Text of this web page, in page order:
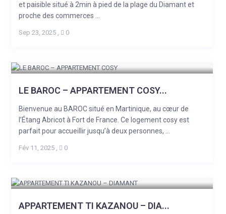
et paisible situé à 2min à pied de la plage du Diamant et
proche des commerces ...
Sep 23, 2025, 0
LE BAROC – APPARTEMENT COSY...
Bienvenue au BAROC situé en Martinique, au cœur de
l’Étang Abricot à Fort de France. Ce logement cosy est
parfait pour accueillir jusqu’à deux personnes, ...
Fév 11, 2025, 0
APPARTEMENT TI KAZANOU – DIA...